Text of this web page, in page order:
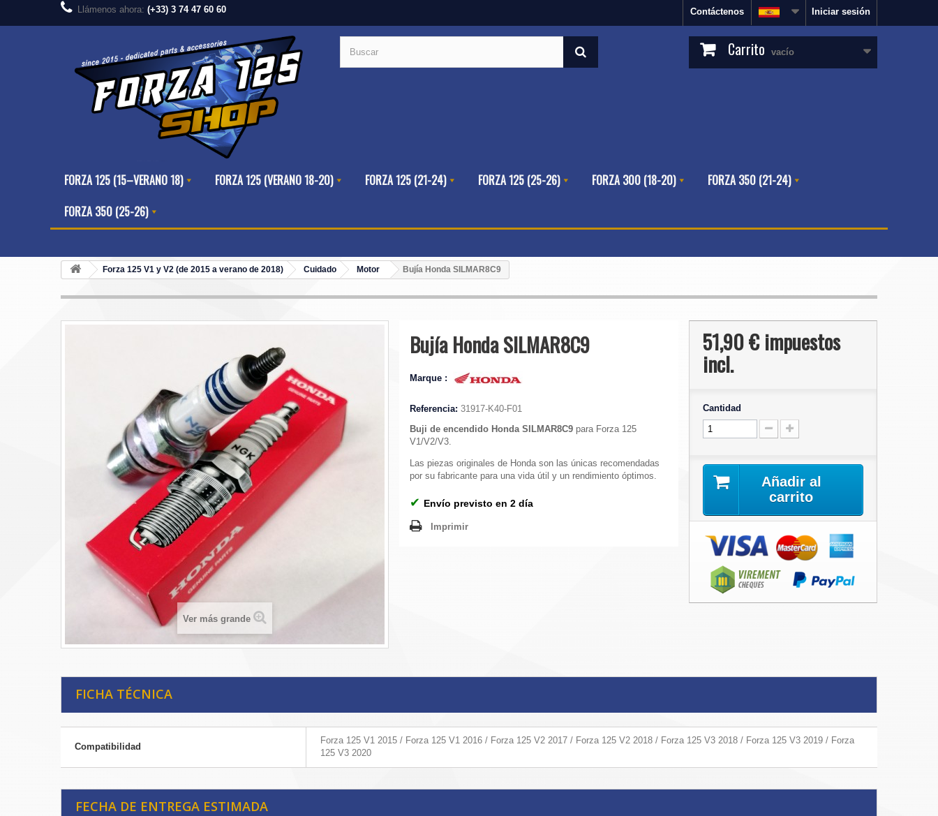
Iniciar sesión
Contáctenos
Llámenos ahora: (+33) 3 74 47 60 60
Carrito vacío
FORZA 125 (15–VERANO 18) FORZA 125 (VERANO 18-20) FORZA 125 (21-24) FORZA 125 (25-26) FORZA 300 (18-20)
FORZA 350 (21-24)
FORZA 350 (25-26)
Forza 125 V1 y V2 (de 2015 a verano de 2018) Cuidado Motor Bujía Honda SILMAR8C9
Ver más grande
Bujía Honda SILMAR8C9
Marque :
Referencia: 31917-K40-F01
Buji de encendido Honda SILMAR8C9 para Forza 125
V1/V2/V3.
Las piezas originales de Honda son las únicas recomendadas
por su fabricante para una vida útil y un rendimiento óptimos.
✔ Envío previsto en 2 día
Imprimir
51,90 €impuestos
incl.
Cantidad
Añadir al
carrito
FICHA TÉCNICA
Compatibilidad
Forza 125 V1 2015 / Forza 125 V1 2016 / Forza 125 V2 2017 / Forza 125 V2 2018 / Forza 125 V3 2018 / Forza 125 V3 2019 / Forza
125 V3 2020
FECHA DE ENTREGA ESTIMADA